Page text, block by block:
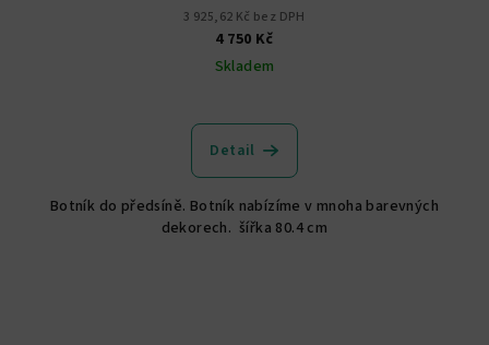
3 925,62 Kč bez DPH
4 750 Kč
Skladem
Detail
Botník do předsíně. Botník nabízíme v mnoha barevných
dekorech. šířka 80.4 cm